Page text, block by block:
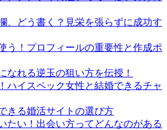
、どう書く？見栄を張らずに成功す
う！プロフィールの重要性と作成ポ
なれる逆玉の狙い方を伝授！
ハイスペック女性と結婚できるチャ
きる婚活サイトの選び方
たい！出会い方ってどんなのがある